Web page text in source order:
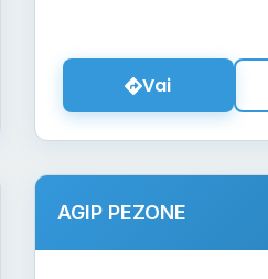
Vai
AGIP PEZONE